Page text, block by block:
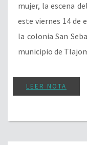
mujer, la escena
este viernes 14 de
la colonia San
municipio de
LEER NOTA